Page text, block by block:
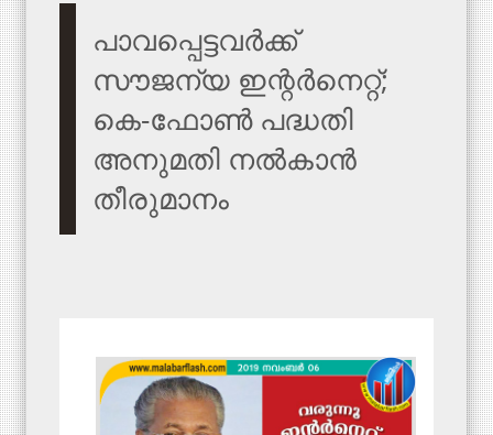
പാവപ്പെട്ടവർക്ക്
സൗജന്യ ഇന്റർനെറ്റ്;
കെ-ഫോൺ പദ്ധതി
അനുമതി നൽകാൻ
തീരുമാനം